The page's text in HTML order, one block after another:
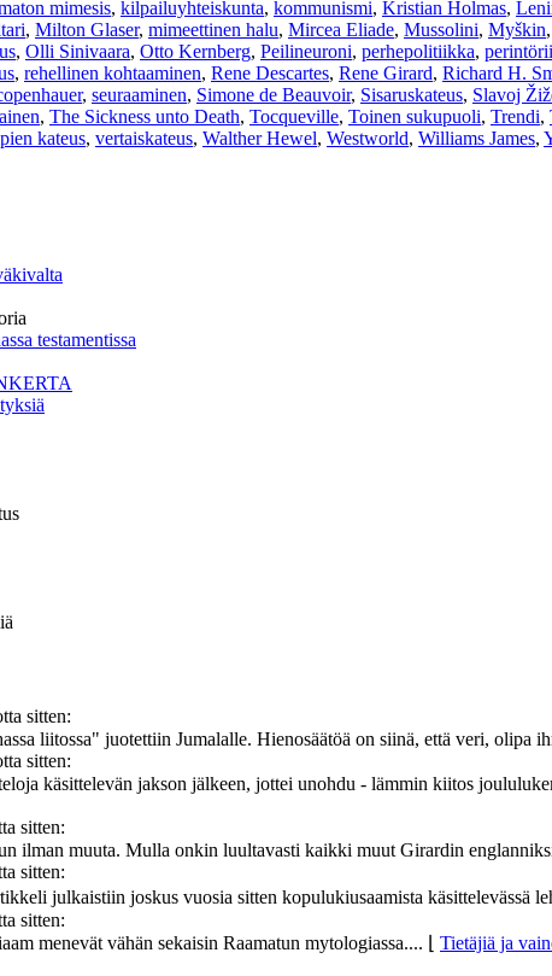
mimesis, kilpailuyhteiskunta, kommunismi, Kristian Holmas,
, Milton Glaser, mimeettinen halu, Mircea Eliade, Mussolini, Myškin,
, Olli Sinivaara, Otto Kernberg, Peilineuroni, perhepolitiikka,
, rehellinen kohtaaminen, Rene Descartes, Rene Girard, Richard H.
, seuraaminen, Simone de Beauvoir, Sisaruskateus, Slavoj
, The Sickness unto Death, Tocqueville, Toinen sukupuoli, Trendi,
kateus, vertaiskateus, Walther Hewel, Westworld, Williams James,
testamentissa
sitten:
liitossa" juotettiin Jumalalle. Hienosäätöä on siinä, että veri, olipa
sitten:
käsittelevän jakson jälkeen, jottei unohdu - lämmin kiitos
sitten:
ilman muuta. Mulla onkin luultavasti kaikki muut Girardin
sitten:
julkaistiin joskus vuosia sitten kopulukiusaamista käsittelevässä
sitten:
menevät vähän sekaisin Raamatun mytologiassa....
Tietäjiä ja